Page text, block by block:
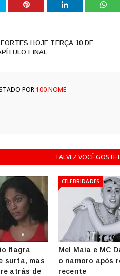
HOJE TERÇA 10 DE
FINAL
POR100 NOME
TALVEZ VOCÊ GOSTE
flagra
surta, mas
atrás de
CELEBRIDADES
Mel Maia e MC
o namoro após
recente